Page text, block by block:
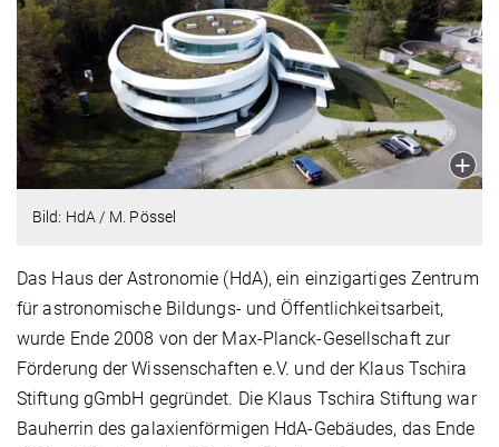
Bild: HdA / M. Pössel
Das Haus der Astronomie (HdA), ein einzigartiges Zentrum
für astronomische Bildungs- und Öffentlichkeitsarbeit,
wurde Ende 2008 von der Max-Planck-Gesellschaft zur
Förderung der Wissenschaften e.V. und der Klaus Tschira
Stiftung gGmbH gegründet. Die Klaus Tschira Stiftung war
Bauherrin des galaxienförmigen HdA-Gebäudes, das Ende